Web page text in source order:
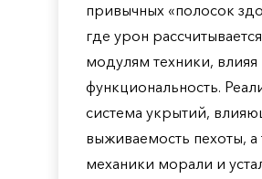
привычных «полосок
где урон
модулям техники, влияя
функциональность.
система укрытий,
выживаемость пехоты, а
механики морали и